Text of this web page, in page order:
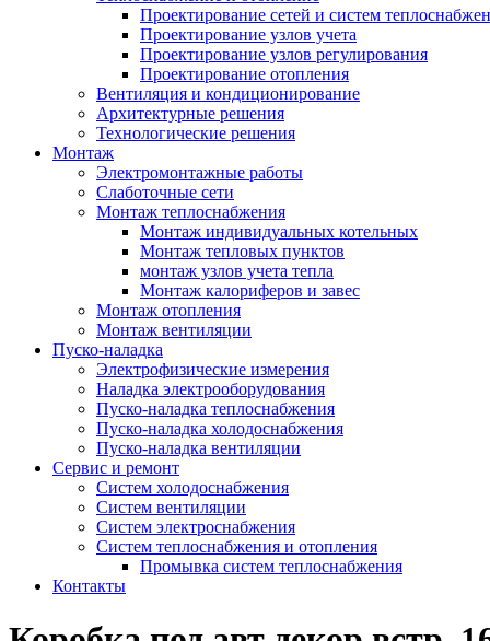
Проектирование сетей и систем
Проектирование узлов учета
Проектирование узлов регулирования
Проектирование отопления
Вентиляция и кондиционирование
Архитектурные решения
Технологические решения
Монтаж
Электромонтажные работы
Слаботочные сети
Монтаж теплоснабжения
Монтаж индивидуальных котельных
Монтаж тепловых пунктов
монтаж узлов учета тепла
Монтаж калориферов и завес
Монтаж отопления
Монтаж вентиляции
Пуско-наладка
Электрофизические измерения
Наладка электрооборудования
Пуско-наладка теплоснабжения
Пуско-наладка холодоснабжения
Пуско-наладка вентиляции
Сервис и ремонт
Систем холодоснабжения
Систем вентиляции
Систем электроснабжения
Систем теплоснабжения и отопления
Промывка систем теплоснабжения
Контакты